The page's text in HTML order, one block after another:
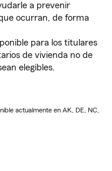
a prevenir
ocurran, de forma
para los titulares
de vivienda no de
elegibles.
actualmente en AK, DE, NC,